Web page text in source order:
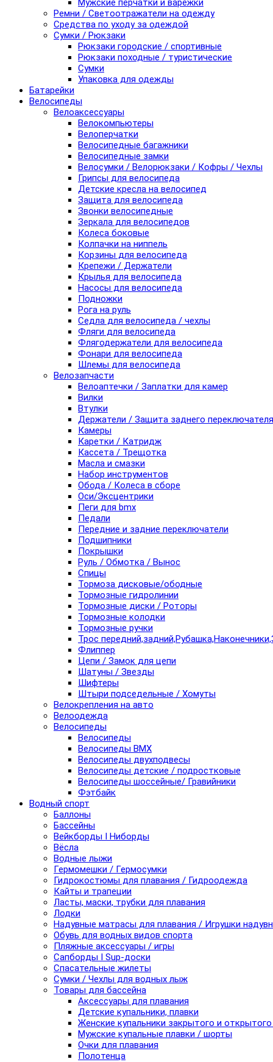
Мужские перчатки и варежки
Ремни / Светоотражатели на одежду
Средства по уходу за одеждой
Сумки / Рюкзаки
Рюкзаки городские / спортивные
Рюкзаки походные / туристические
Сумки
Упаковка для одежды
Батарейки
Велосипеды
Велоаксессуары
Велокомпьютеры
Велоперчатки
Велосипедные багажники
Велосипедные замки
Велосумки / Велорюкзаки / Кофры / Чехлы
Грипсы для велосипеда
Детские кресла на велосипед
Защита для велосипеда
Звонки велосипедные
Зеркала для велосипедов
Колеса боковые
Колпачки на ниппель
Корзины для велосипеда
Крепежи / Держатели
Крылья для велосипеда
Насосы для велосипеда
Подножки
Рога на руль
Седла для велосипеда / чехлы
Фляги для велосипеда
Флягодержатели для велосипеда
Фонари для велосипеда
Шлемы для велосипеда
Велозапчасти
Велоаптечки / Заплатки для камер
Вилки
Втулки
Держатели / Защита заднего переключателя
Камеры
Каретки / Катридж
Кассета / Трещотка
Масла и смазки
Набор инструментов
Обода / Колеса в сборе
Оси/Эксцентрики
Пеги для bmx
Педали
Передние и задние переключатели
Подшипники
Покрышки
Руль / Обмотка / Вынос
Спицы
Тормоза дисковые/ободные
Тормозные гидролинии
Тормозные диски / Роторы
Тормозные колодки
Тормозные ручки
Трос
Флиппер
Цепи / Замок для цепи
Шатуны / Звезды
Шифтеры
Штыри подседельные / Хомуты
Велокрепления на авто
Велоодежда
Велосипеды
Велосипеды
Велосипеды BMX
Велосипеды двухподвесы
Велосипеды детские / подростковые
Велосипеды шоссейные/ Гравийники
Фэтбайк
Водный спорт
Баллоны
Бассейны
Вейкборды I Ниборды
Вёсла
Водные лыжи
Гермомешки / Гермосумки
Гидрокостюмы для плавания / Гидроодежда
Кайты и трапеции
Ласты, маски, трубки для плавания
Лодки
Надувные матрасы для плавания / Игрушки
Обувь для водных видов спорта
Пляжные аксессуары / игры
Сапборды I Sup-доски
Спасательные жилеты
Сумки / Чехлы для водных лыж
Товары для бассейна
Аксессуары для плавания
Детские купальники, плавки
Женские купальники закрытого и
Мужские купальные плавки / шорты
Очки для плавания
Полотенца